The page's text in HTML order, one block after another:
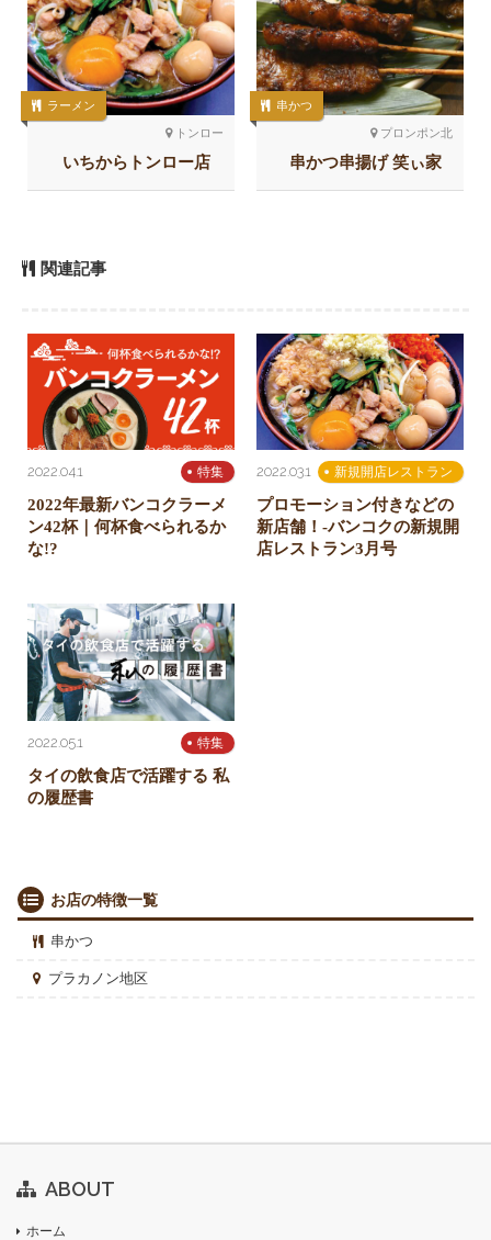
トンロー
ラーメン
いちからトンロー店
プロンポン北
串かつ
串かつ串揚げ 笑ぃ家
関連記事
2022.04.1 特集
2022年最新バンコクラーメ
ン42杯｜何杯食べられるか
な!?
2022.03.1 新規開店レストラン
プロモーション付きなどの
新店舗！-バンコクの新規開
店レストラン3月号
2022.05.1 特集
タイの飲食店で活躍する 私
の履歴書
お店の特徴一覧
串かつ
プラカノン地区
ABOUT
ホーム